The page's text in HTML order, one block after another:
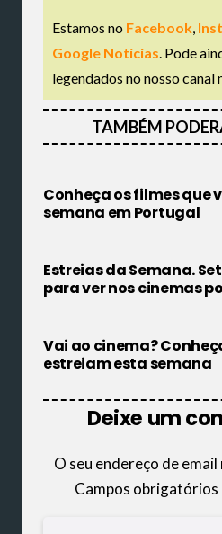
Estamos no Facebook
Google Notícias . Pode
legendados no nosso canal
TAMBÉM
Conheça os filmes que
semana em Portugal
Estreias da Semana.
para ver nos cinemas
Vai ao cinema?
estreiam esta semana
Deixe um
O seu endereço de
Campos obrigatórios